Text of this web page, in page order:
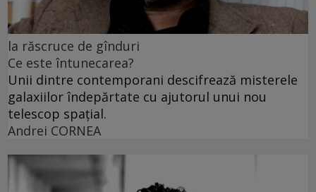
la răscruce de gînduri
Ce este întunecarea?
Unii dintre contemporani descifrează misterele
galaxiilor îndepărtate cu ajutorul unui nou
telescop spațial.
Andrei CORNEA